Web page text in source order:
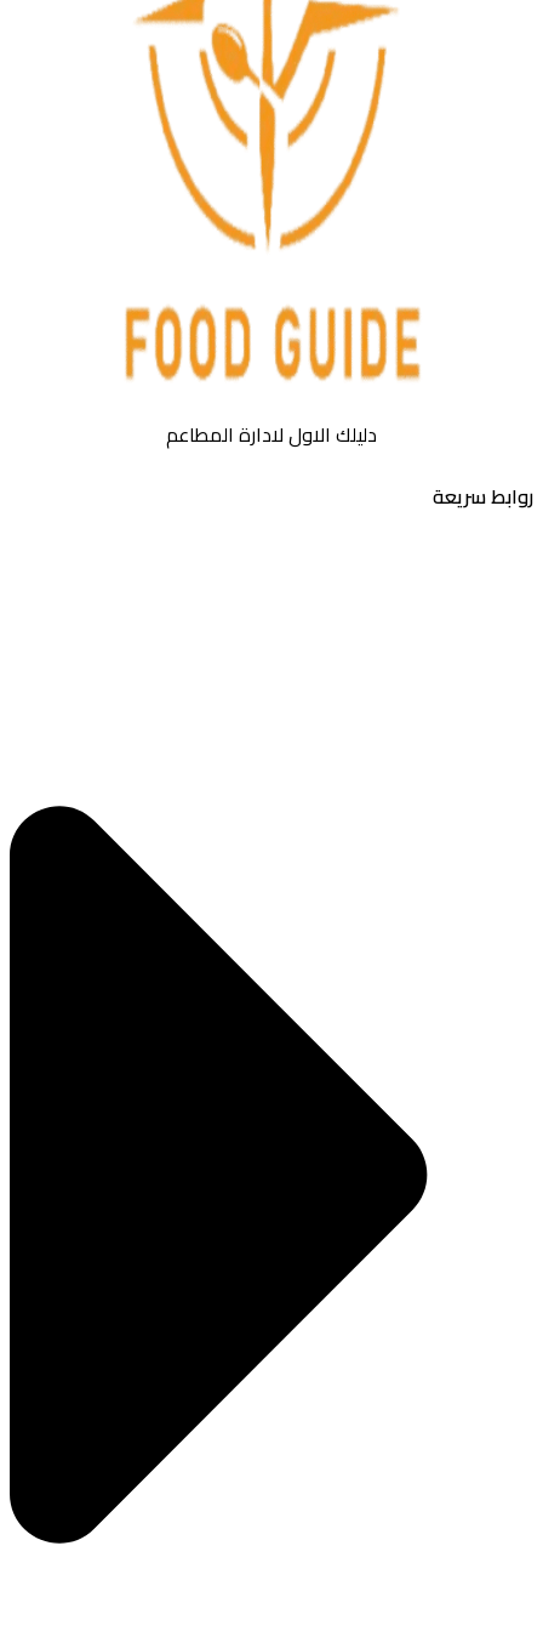
دليلك الاول لادارة المطاعم
سريعة